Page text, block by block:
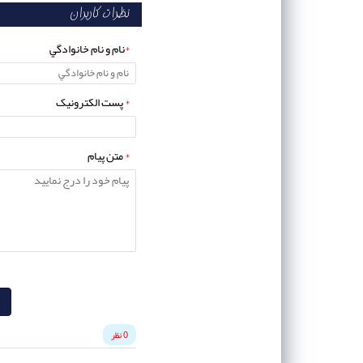
نظرات کاربران
*نام و نام خانوادگي
*پست الکترونيک
*متن پيام
0 نظر